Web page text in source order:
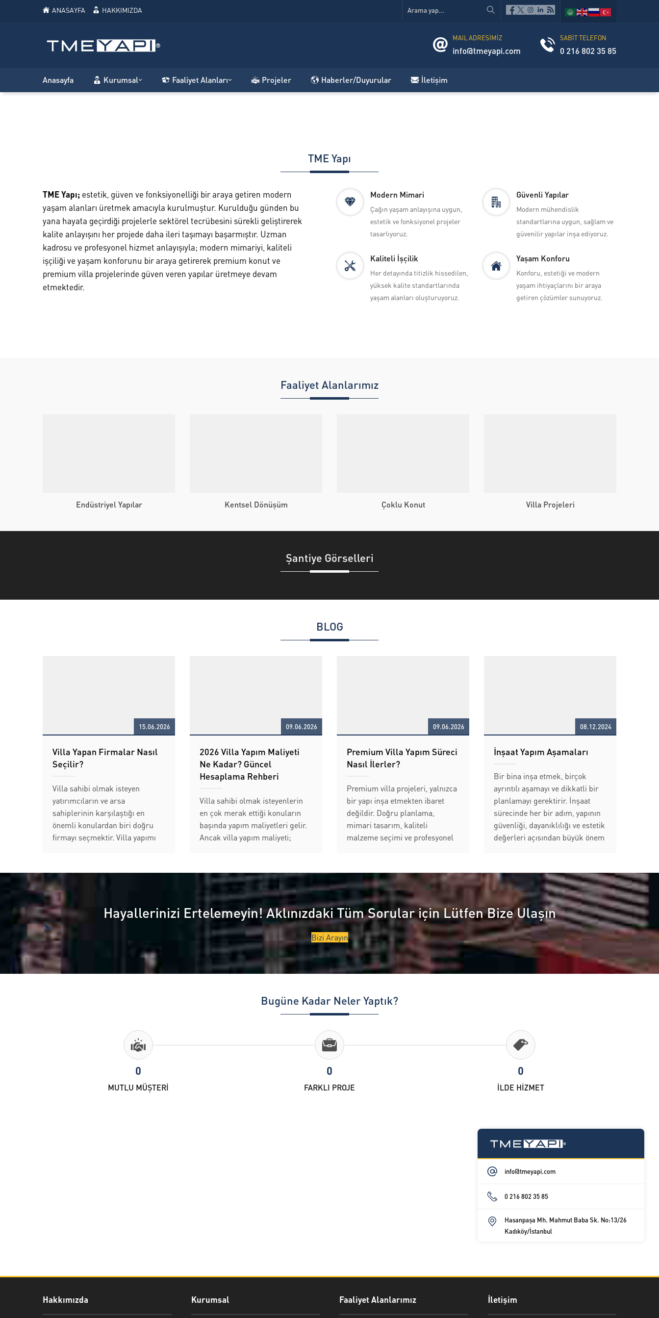
ANASAYFA HAKKIMIZDA
MAIL ADRESİMİZ
info@tmeyapi.com
SABİT TELEFON
0 216 802 35 85
Anasayfa Kurumsal Faaliyet Alanları Projeler Haberler/Duyurular İletişim
TME Yapı
TME Yapı; estetik, güven ve fonksiyonelliği bir araya getiren modern
yaşam alanları üretmek amacıyla kurulmuştur. Kurulduğu günden bu
yana hayata geçirdiği projelerle sektörel tecrübesini sürekli geliştirerek
kalite anlayışını her projede daha ileri taşımayı başarmıştır. Uzman
kadrosu ve profesyonel hizmet anlayışıyla; modern mimariyi, kaliteli
işçiliği ve yaşam konforunu bir araya getirerek premium konut ve
premium villa projelerinde güven veren yapılar üretmeye devam
etmektedir.
Modern Mimari
Çağın yaşam anlayışına uygun,
estetik ve fonksiyonel projeler
tasarlıyoruz.
Güvenli Yapılar
Modern mühendislik
standartlarına uygun, sağlam ve
güvenilir yapılar inşa ediyoruz.
Kaliteli İşçilik
Her detayında titizlik hissedilen,
yüksek kalite standartlarında
yaşam alanları oluşturuyoruz.
Yaşam Konforu
Konforu, estetiği ve modern
yaşam ihtiyaçlarını bir araya
getiren çözümler sunuyoruz.
Faaliyet Alanlarımız
Endüstriyel Yapılar Kentsel Dönüşüm Çoklu Konut Villa Projeleri
Şantiye Görselleri
BLOG
15.06.2026
Villa Yapan Firmalar Nasıl
Seçilir?
Villa sahibi olmak isteyen
yatırımcıların ve arsa
sahiplerinin karşılaştığı en
önemli konulardan biri doğru
firmayı seçmektir. Villa yapımı
deneyimi, teknik yeterliliği ve
proje yönetim becerisi büyük...
09.06.2026
2026 Villa Yapım Maliyeti
Ne Kadar? Güncel
Hesaplama Rehberi
Villa sahibi olmak isteyenlerin
en çok merak ettiği konuların
başında yapım maliyetleri gelir.
Ancak villa yapım maliyeti;
kalitesi, yapı büyüklüğü ve tercih
edilen teknik çözümlere göre
değişiklik gösterir. 2026...
09.06.2026
Premium Villa Yapım Süreci
Nasıl İlerler?
Premium villa projeleri, yalnızca
bir yapı inşa etmekten ibaret
değildir. Doğru planlama,
mimari tasarım, kaliteli
malzeme seçimi ve profesyonel
değerli yaşam alanları ortaya
çıkar. TME Yapı olarak...
08.12.2024
İnşaat Yapım Aşamaları
Bir bina inşa etmek, birçok
ayrıntılı aşamayı ve dikkatli bir
planlamayı gerektirir. İnşaat
sürecinde her bir adım, yapının
güvenliği, dayanıklılığı ve estetik
değerleri açısından büyük önem
Hayallerinizi Ertelemeyin! Aklınızdaki Tüm Sorular için Lütfen Bize Ulaşın
Bizi Arayın
Bugüne Kadar Neler Yaptık?
0
MUTLU MÜŞTERİ
0
FARKLI PROJE
0
İLDE HİZMET
info@tmeyapi.com
0 216 802 35 85
Hasanpaşa Mh. Mahmut Baba Sk. No:13/26
Kadıköy/İstanbul
Hakkımızda Kurumsal Faaliyet Alanlarımız İletişim